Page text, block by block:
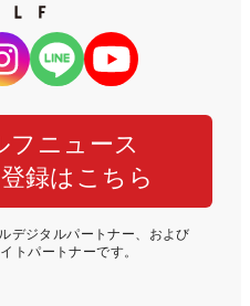
フニュース
録はこちら
デジタルパートナー、および
トパートナーです。